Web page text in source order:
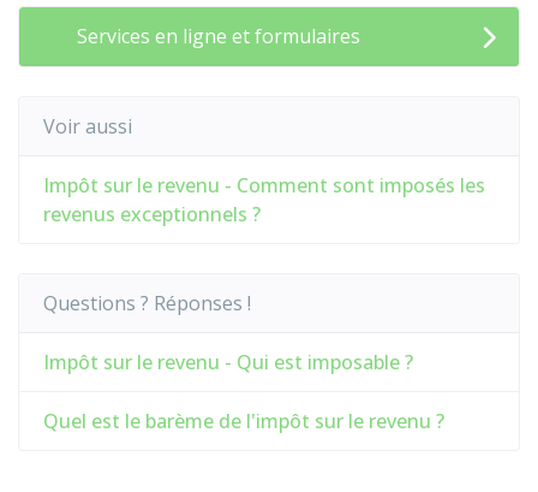
Services en ligne et formulaires
Voir aussi
Impôt sur le revenu - Comment sont imposés les
revenus exceptionnels ?
Questions ? Réponses !
Impôt sur le revenu - Qui est imposable ?
Quel est le barème de l'impôt sur le revenu ?